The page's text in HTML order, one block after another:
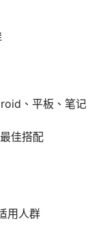
、平板、笔记
佳搭配
用人群